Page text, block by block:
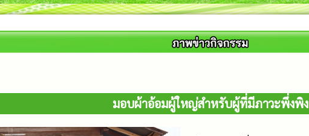
มอบผ้าอ้อมผู้ใหญ่สำหรับผู้ที่มีภาวะพึ่งพิง